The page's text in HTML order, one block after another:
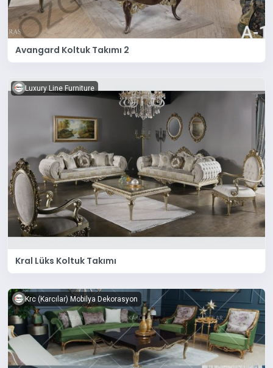
Avangard Koltuk Takımı 2
Luxury Line Furniture
Kral Lüks Koltuk Takımı
Krc (Karcılar) Mobilya Dekorasyon